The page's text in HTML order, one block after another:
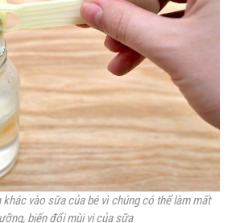
vào sữa của bé vì chúng có thể làm mất
biến đổi mùi vị của sữa